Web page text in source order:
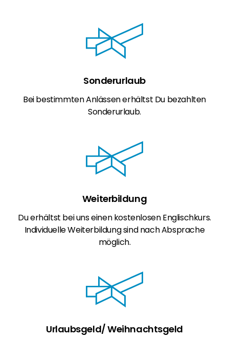
Sonderurlaub
Bei bestimmten Anlässen erhältst Du bezahlten
Sonderurlaub.
Weiterbildung
Du erhältst bei uns einen kostenlosen Englischkurs.
Individuelle Weiterbildung sind nach Absprache
möglich.
Urlaubsgeld/ Weihnachtsgeld​